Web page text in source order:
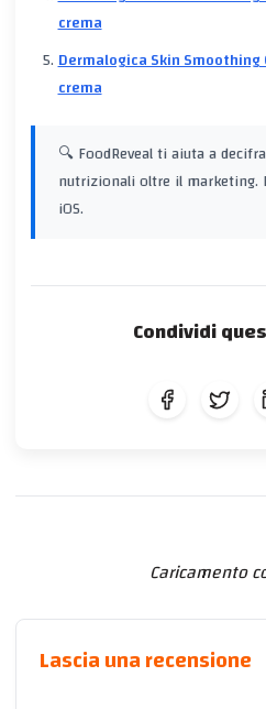
crema
Dermalogica Skin
crema
🔍 FoodReveal ti aiuta a
nutrizionali oltre il marketing.
iOS.
Condividi
Caricamento
Lascia una recensione